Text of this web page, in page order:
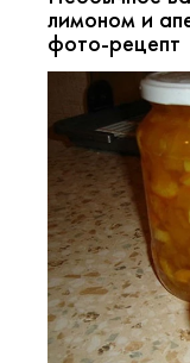
лимоном и
фото-рецепт